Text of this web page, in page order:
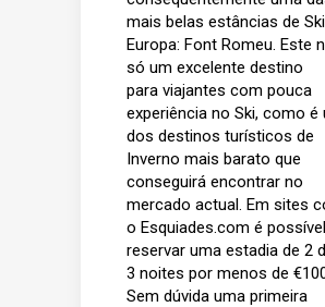
mais belas estâncias de
Europa: Font Romeu. Este
só um excelente destino
para viajantes com pouca
experiência no Ski, como é
dos destinos turísticos de
Inverno mais barato que
conseguirá encontrar no
mercado actual. Em sites
o Esquiades.com é possível
reservar uma estadia de 2
3 noites por menos de
Sem dúvida uma primeira